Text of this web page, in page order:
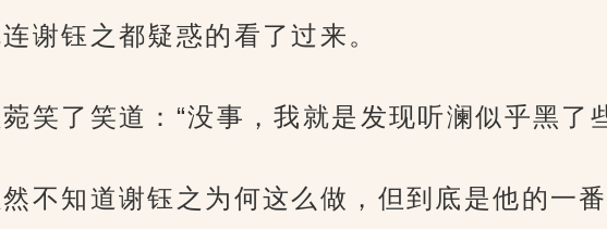
谢钰之都疑惑的看了过来。
笑了笑道：“没事，我就是发现听澜似乎黑了
不知道谢钰之为何这么做，但到底是他的一